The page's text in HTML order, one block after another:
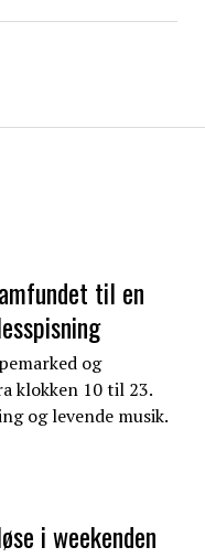
til en
og
klokken 10 til 23.
og levende musik.
i weekenden